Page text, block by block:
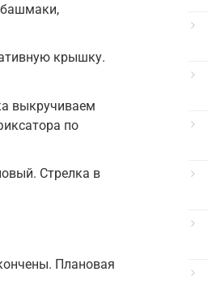
башмаки,
крышку.
выкручиваем
по
Стрелка в
Плановая